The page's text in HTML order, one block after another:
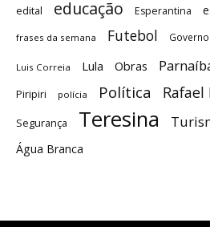
edital educação Esperantina
frases da semana Futebol
Luis Correia Lula Obras
Piripiri polícia Política Rafael
Segurança Teresina
Água Branca